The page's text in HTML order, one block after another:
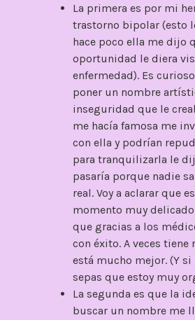
La primera es por mi
trastorno bipolar (esto
hace poco ella me dijo
oportunidad le diera
enfermedad). Es
poner un nombre
inseguridad que le
me hacía famosa me
con ella y podrían
para tranquilizarla le
pasaría porque nadie
real. Voy a aclarar que
momento muy
que gracias a los
con éxito. A veces tiene
está mucho mejor. (Y si
sepas que estoy muy
La segunda es que la
buscar un nombre me